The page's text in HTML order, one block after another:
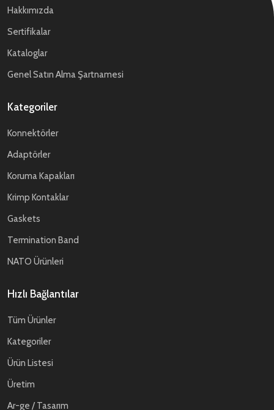
Hakkımızda
Sertifikalar
Kataloglar
Genel Satın Alma Şartnamesi
Kategoriler
Konnektörler
Adaptörler
Koruma Kapakları
Krimp Kontaklar
Gaskets
Termination Band
NATO Ürünleri
Hızlı Bağlantılar
Tüm Ürünler
Kategoriler
Ürün Listesi
Üretim
Ar-ge / Tasarım